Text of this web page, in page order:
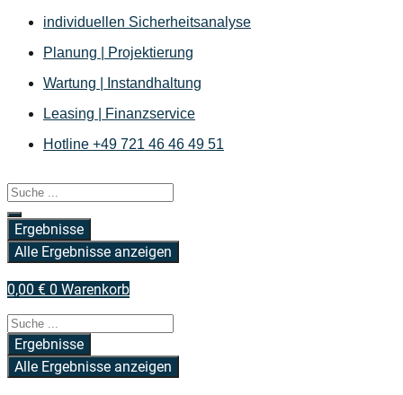
Zum
springen
individuellen Sicherheitsanalyse
Planung | Projektierung
Wartung | Instandhaltung
Leasing | Finanzservice
Hotline +49 721 46 46 49 51
Search
...
Ergebnisse
Alle Ergebnisse anzeigen
0,00 € 0 Warenkorb
Search
...Ergebnisse
Alle Ergebnisse anzeigen